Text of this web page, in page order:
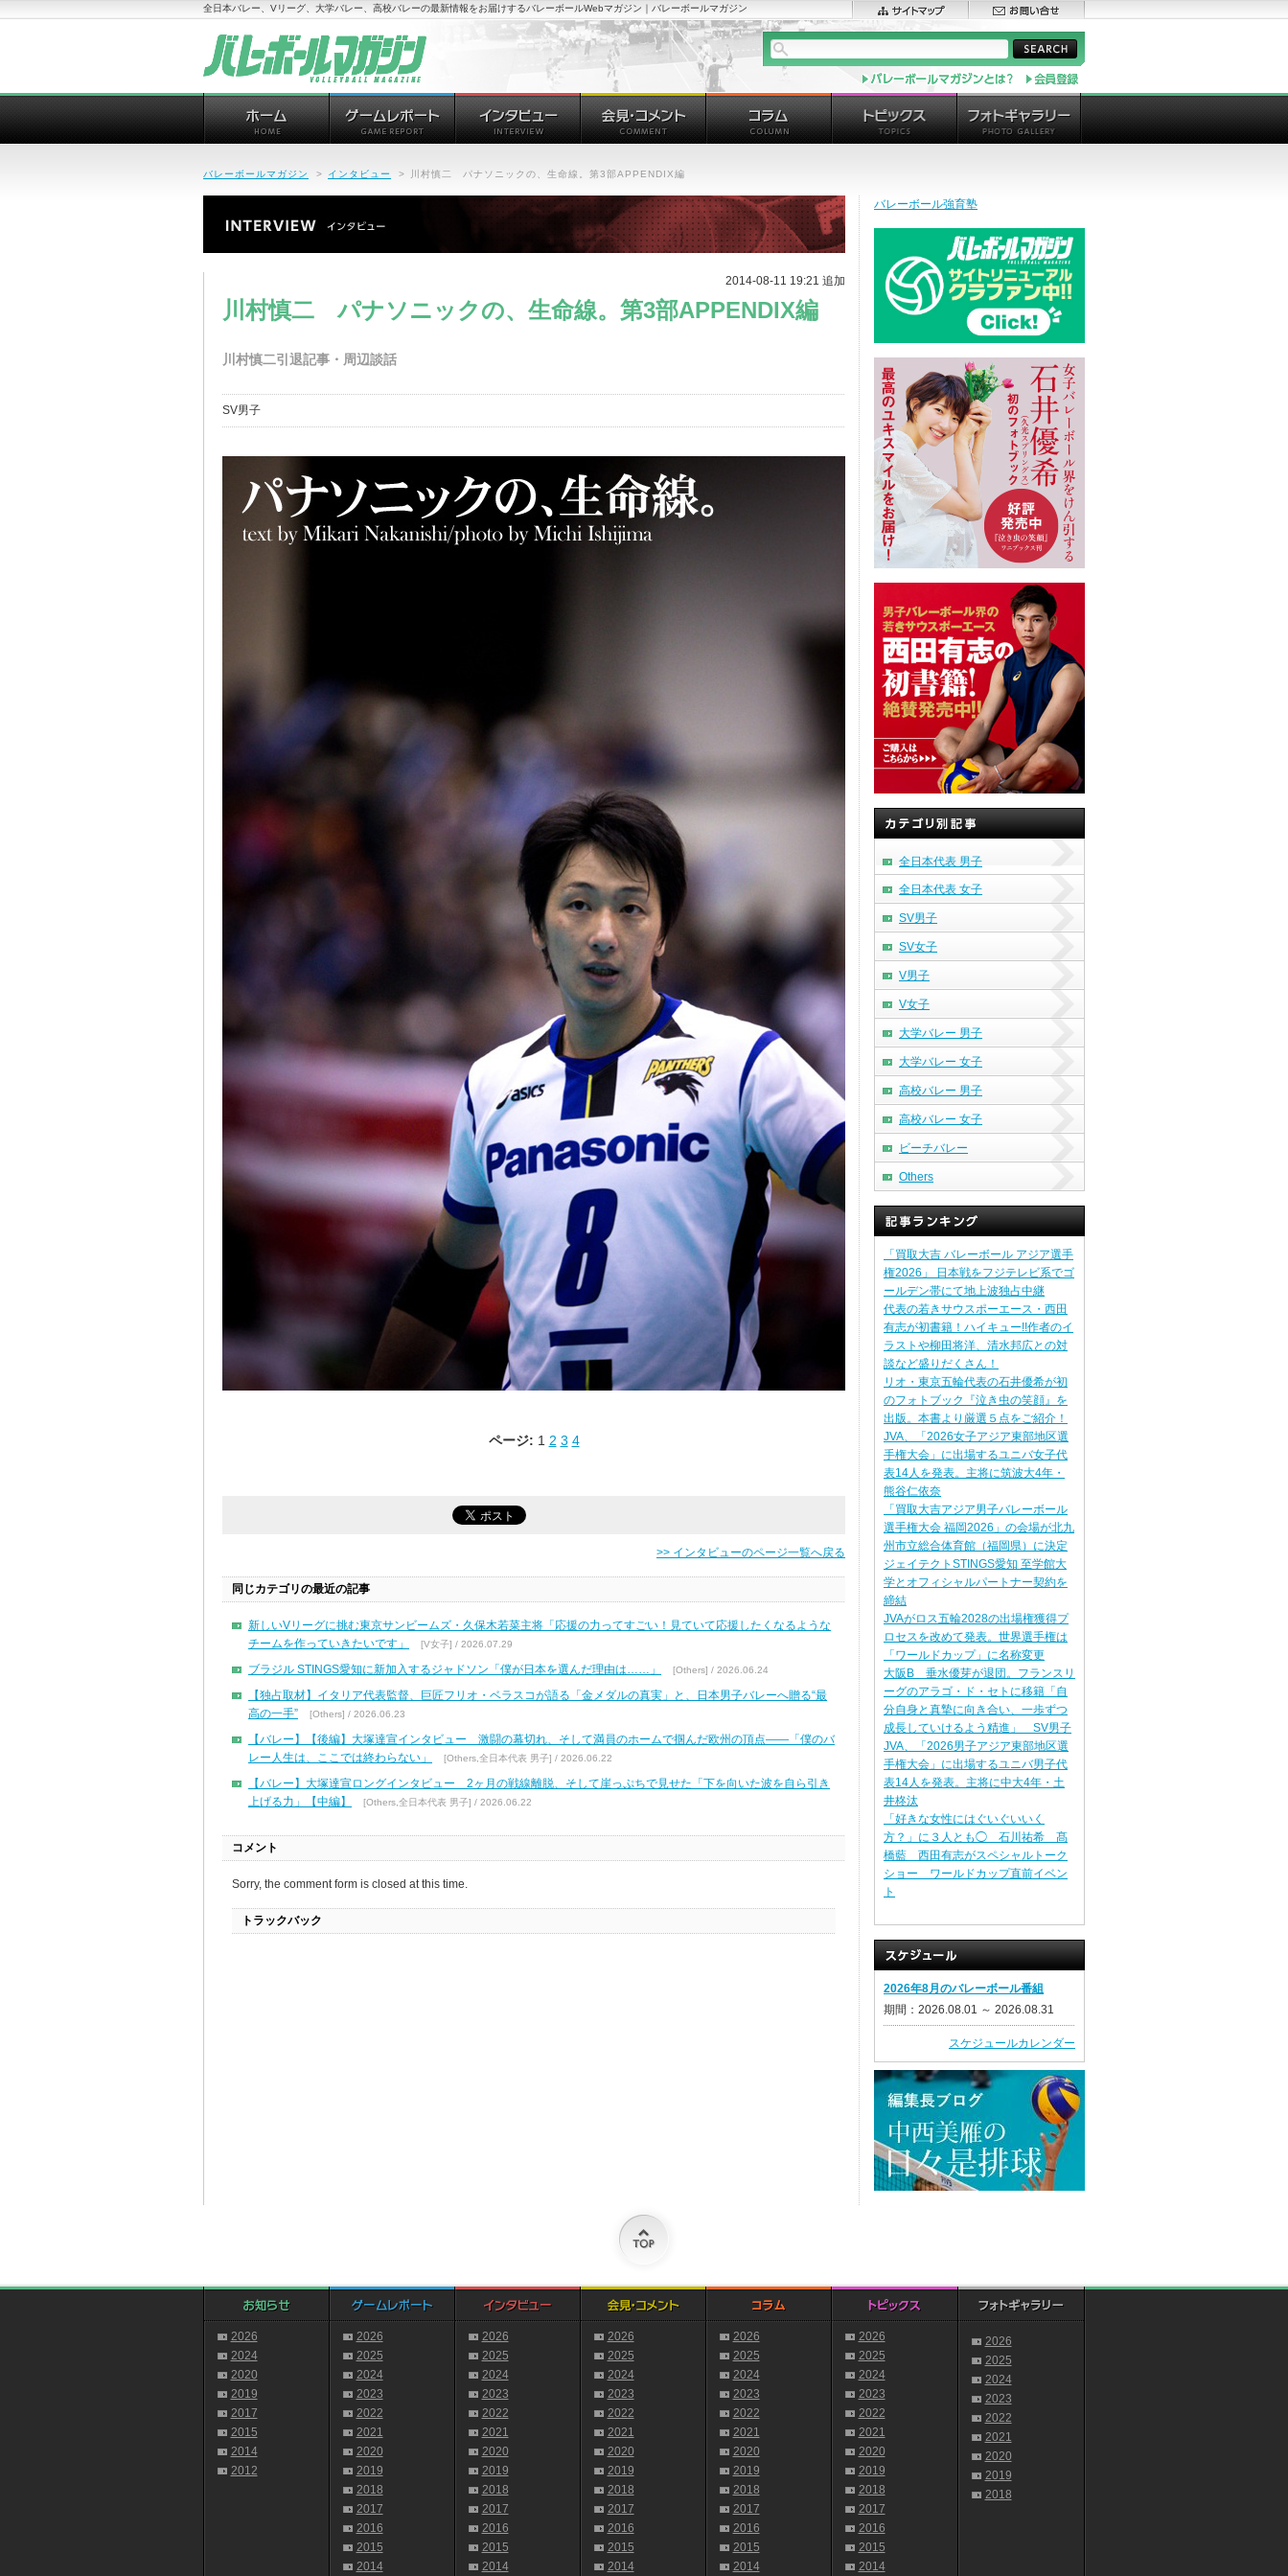
全日本バレー、Vリーグ、大学バレー、高校バレーの最新情報をお届けするバレーボールWebマガジン｜バレーボールマガジン
バレーボールマガジン > インタビュー > 川村慎二 パナソニックの、生命線。第3部APPENDIX編
2014-08-11 19:21 追加
川村慎二 パナソニックの、生命線。第3部APPENDIX編
川村慎二引退記事・周辺談話
SV男子
ページ: 1 2 3 4
>> インタビューのページ一覧へ戻る
同じカテゴリの最近の記事
新しいVリーグに挑む東京サンビームズ・久保木若菜主将「応援の力ってすごい！見ていて応援したくなるような
チームを作っていきたいです」
[V女子] / 2026.07.29
ブラジル STINGS愛知に新加入するジャドソン「僕が日本を選んだ理由は……」 [Others] / 2026.06.24
【独占取材】イタリア代表監督、巨匠フリオ・ベラスコが語る「金メダルの真実」と、日本男子バレーへ贈る“最
高の一手”
[Others] / 2026.06.23
【バレー】【後編】大塚達宣インタビュー 激闘の幕切れ、そして満員のホームで掴んだ欧州の頂点――「僕のバ
レー人生は、ここでは終わらない」
[Others,全日本代表 男子] / 2026.06.22
【バレー】大塚達宣ロングインタビュー 2ヶ月の戦線離脱、そして崖っぷちで見せた「下を向いた波を自ら引き
上げる力」【中編】
[Others,全日本代表 男子] / 2026.06.22
コメント
Sorry, the comment form is closed at this time.
トラックバック
バレーボール強育塾
全日本代表 男子
全日本代表 女子
SV男子
SV女子
V男子
V女子
大学バレー 男子
大学バレー 女子
高校バレー 男子
高校バレー 女子
ビーチバレー
Others
「買取大吉 バレーボール アジア選手
権2026」 日本戦をフジテレビ系でゴ
ールデン帯にて地上波独占中継
代表の若きサウスポーエース・西田
有志が初書籍！ハイキュー!!作者のイ
ラストや柳田将洋、清水邦広との対
談など盛りだくさん！
リオ・東京五輪代表の石井優希が初
のフォトブック『泣き虫の笑顔』を
出版。本書より厳選５点をご紹介！
JVA、「2026女子アジア東部地区選
手権大会」に出場するユニバ女子代
表14人を発表。主将に筑波大4年・
熊谷仁依奈
「買取大吉アジア男子バレーボール
選手権大会 福岡2026」の会場が北九
州市立総合体育館（福岡県）に決定
ジェイテクトSTINGS愛知 至学館大
学とオフィシャルパートナー契約を
締結
JVAがロス五輪2028の出場権獲得プ
ロセスを改めて発表。世界選手権は
「ワールドカップ」に名称変更
大阪B 垂水優芽が退団。フランスリ
ーグのアラゴ・ド・セトに移籍「自
分自身と真摯に向き合い、一歩ずつ
成長していけるよう精進」 SV男子
JVA、「2026男子アジア東部地区選
手権大会」に出場するユニバ男子代
表14人を発表。主将に中大4年・土
井柊汰
「好きな女性にはぐいぐいいく
方？」に３人とも◯ 石川祐希 髙
橋藍 西田有志がスペシャルトーク
ショー ワールドカップ直前イベン
ト
2026年8月のバレーボール番組
期間：2026.08.01 ～ 2026.08.31
スケジュールカレンダー
2026
2024
2020
2019
2017
2015
2014
2012
2026
2025
2024
2023
2022
2021
2020
2019
2018
2017
2016
2015
2014
2026
2025
2024
2023
2022
2021
2020
2019
2018
2017
2016
2015
2014
2026
2025
2024
2023
2022
2021
2020
2019
2018
2017
2016
2015
2014
2026
2025
2024
2023
2022
2021
2020
2019
2018
2017
2016
2015
2014
2026
2025
2024
2023
2022
2021
2020
2019
2018
2017
2016
2015
2014
2026
2025
2024
2023
2022
2021
2020
2019
2018